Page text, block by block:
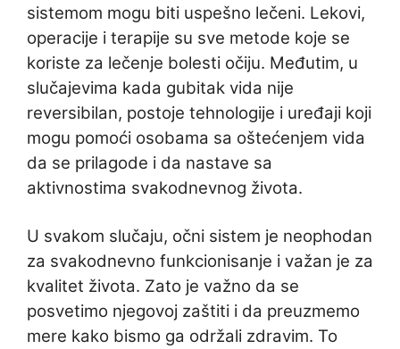
sistemom mogu biti uspešno lečeni. Lekovi,
operacije i terapije su sve metode koje se
koriste za lečenje bolesti očiju. Međutim, u
slučajevima kada gubitak vida nije
reversibilan, postoje tehnologije i uređaji koji
mogu pomoći osobama sa oštećenjem vida
da se prilagode i da nastave sa
aktivnostima svakodnevnog života.
U svakom slučaju, očni sistem je neophodan
za svakodnevno funkcionisanje i važan je za
kvalitet života. Zato je važno da se
posvetimo njegovoj zaštiti i da preuzmemo
mere kako bismo ga održali zdravim. To